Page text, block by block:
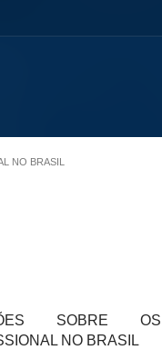
NO BRASIL
SOBRE OS
NO BRASIL